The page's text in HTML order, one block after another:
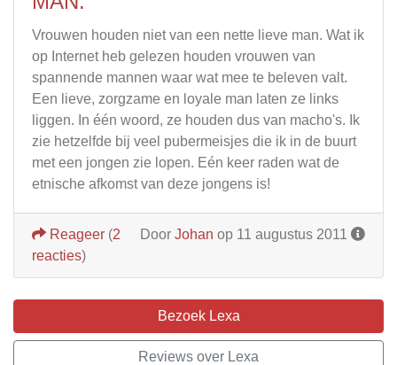
Vrouwen houden niet van een nette lieve man. Wat ik
op Internet heb gelezen houden vrouwen van
spannende mannen waar wat mee te beleven valt.
Een lieve, zorgzame en loyale man laten ze links
liggen. In één woord, ze houden dus van macho's. Ik
zie hetzelfde bij veel pubermeisjes die ik in de buurt
met een jongen zie lopen. Eén keer raden wat de
etnische afkomst van deze jongens is!
Door Johan op 11 augustus 2011
Reageer (2
reacties)
Bezoek Lexa
Reviews over Lexa